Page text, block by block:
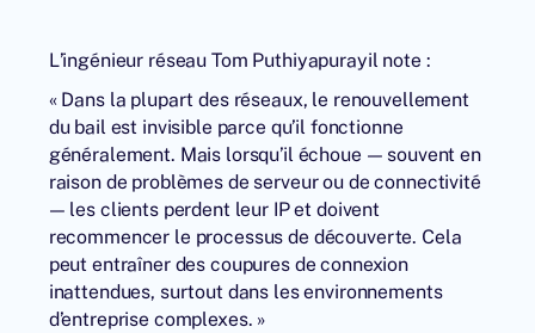
L’ingénieur réseau Tom Puthiyapurayil note :
« Dans la plupart des réseaux, le renouvellement
du bail est invisible parce qu’il fonctionne
généralement. Mais lorsqu’il échoue — souvent en
raison de problèmes de serveur ou de connectivité
— les clients perdent leur IP et doivent
recommencer le processus de découverte. Cela
peut entraîner des coupures de connexion
inattendues, surtout dans les environnements
d’entreprise complexes. »